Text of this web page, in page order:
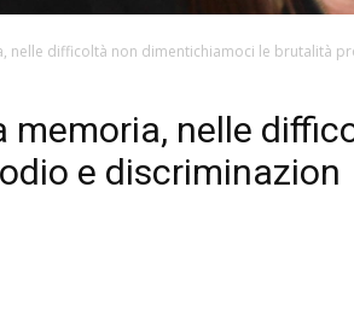
nelle difficoltà non dimentichiamoci le brutalità
memoria, nelle
e discriminazion